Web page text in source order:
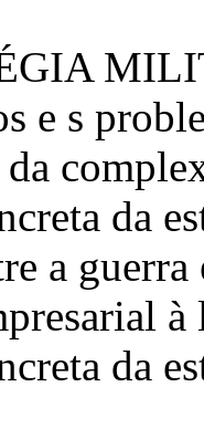
e s
da
a
da